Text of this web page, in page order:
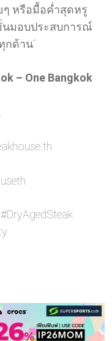
ๆ หรือมื้อค่ำสุดหรู
มั่นมอบประสบการณ์
กด้าน”
– One Bangkok